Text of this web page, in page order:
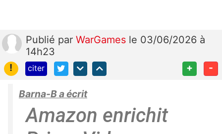
Publié par WarGames le 03/06/2026 à
14h23
!
citer + -
Barna-B a écrit
Amazon enrichit